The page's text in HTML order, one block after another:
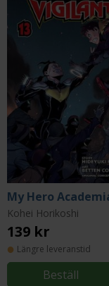
Kohei Horikoshi
139 kr
Längre leveranstid
Beställ